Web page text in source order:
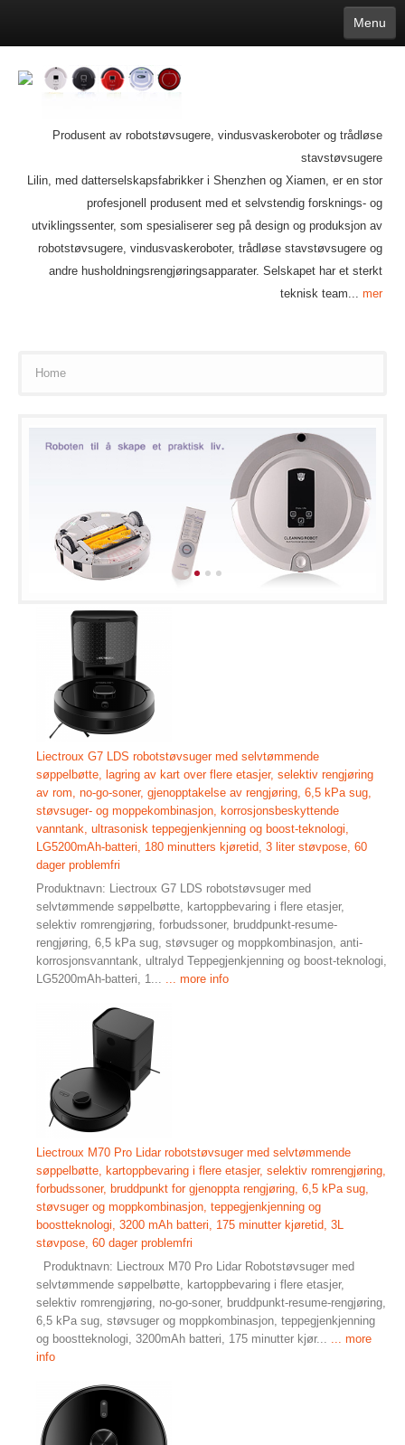
Menu
Deutsch
Português 日本語
Suomi
Hrvatski Română Mongolian bāṅlā Norsk
Türkçe
Estonia
Bulgarian
Ukrainian
Slovenčina
Produsent av robotstøvsugere, vindusvaskeroboter og trådløse
stavstøvsugere
Lilin, med datterselskapsfabrikker i Shenzhen og Xiamen, er en stor
profesjonell produsent med et selvstendig forsknings- og
utviklingssenter, som spesialiserer seg på design og produksjon av
robotstøvsugere, vindusvaskeroboter, trådløse stavstøvsugere og
andre husholdningsrengjøringsapparater. Selskapet har et sterkt
teknisk team... mer
Home
Liectroux G7 LDS robotstøvsuger med selvtømmende
søppelbøtte, lagring av kart over flere etasjer, selektiv rengjøring
av rom, no-go-soner, gjenopptakelse av rengjøring, 6,5 kPa sug,
støvsuger- og moppekombinasjon, korrosjonsbeskyttende
vanntank, ultrasonisk teppegjenkjenning og boost-teknologi,
LG5200mAh-batteri, 180 minutters kjøretid, 3 liter støvpose, 60
dager problemfri
Produktnavn: Liectroux G7 LDS robotstøvsuger med
selvtømmende søppelbøtte, kartoppbevaring i flere etasjer,
selektiv romrengjøring, forbudssoner, bruddpunkt-resume-
rengjøring, 6,5 kPa sug, støvsuger og moppkombinasjon, anti-
korrosjonsvanntank, ultralyd Teppegjenkjenning og boost-teknologi,
LG5200mAh-batteri, 1...
... more info
Liectroux M70 Pro Lidar robotstøvsuger med selvtømmende
søppelbøtte, kartoppbevaring i flere etasjer, selektiv romrengjøring,
forbudssoner, bruddpunkt for gjenoppta rengjøring, 6,5 kPa sug,
støvsuger og moppkombinasjon, teppegjenkjenning og
boostteknologi, 3200 mAh batteri, 175 minutter kjøretid, 3L
støvpose, 60 dager problemfri
Produktnavn: Liectroux M70 Pro Lidar Robotstøvsuger med
selvtømmende søppelbøtte, kartoppbevaring i flere etasjer,
selektiv romrengjøring, no-go-soner, bruddpunkt-resume-rengjøring,
6,5 kPa sug, støvsuger og moppkombinasjon, teppegjenkjenning
og boostteknologi, 3200mAh batteri, 175 minutter kjør...
... more
info